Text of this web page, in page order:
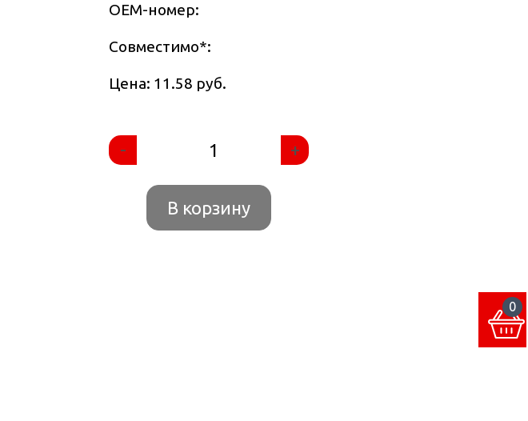
OEM-номер:
Совместимо*:
Цена: 11.58 руб.
- +
В корзину
0